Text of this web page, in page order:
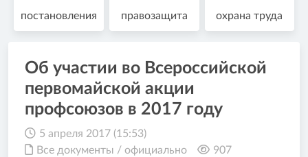
постановления правозащита охрана труда
Об участии во Всероссийской
первомайской акции
профсоюзов в 2017 году
5 апреля 2017 (15:53)
Все документы / официально 907